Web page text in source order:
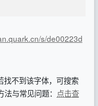
s/de00223d
找不到该字体，可搜索
与常见问题： 点击查